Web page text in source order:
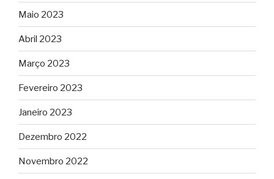
Maio 2023
Abril 2023
Março 2023
Fevereiro 2023
Janeiro 2023
Dezembro 2022
Novembro 2022